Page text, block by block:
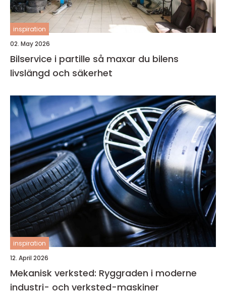
inspiration
02. May 2026
Bilservice i partille så maxar du bilens
livslängd och säkerhet
inspiration
12. April 2026
Mekanisk verksted: Ryggraden i moderne
industri- och verksted-maskiner